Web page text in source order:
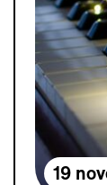
19